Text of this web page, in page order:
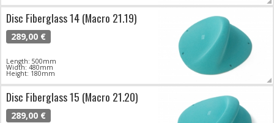
Disc Fiberglass 14 (Macro 21.19)
289,00 €
Length: 500mm
Width: 480mm
Height: 180mm
Disc Fiberglass 15 (Macro 21.20)
289,00 €